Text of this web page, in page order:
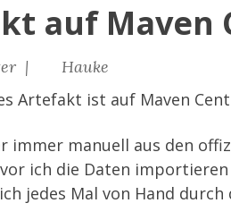
auf Maven
| Hauke
Artefakt ist auf Maven
immer manuell aus den
ich die Daten
jedes Mal von Hand